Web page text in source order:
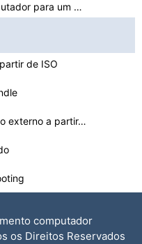
Como colocar imagens de um computador para um CD /DVD
gravar on It
de ISO
externo a partir…
unidade óptica
computador
os Direitos Reservados